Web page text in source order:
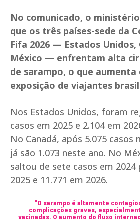
No comunicado, o
que os três países-sede da
Fifa 2026 — Estados Unidos,
México — enfrentam alta
de sarampo, o que aumenta
exposição de viajantes
Nos Estados Unidos, foram
casos em 2025 e 2.104 em
No Canadá, após 5.075 casos
já são 1.073 neste ano. No
saltou de sete casos em 2024
2025 e 11.771 em 2026.
“O sarampo é altamente
complicações graves,